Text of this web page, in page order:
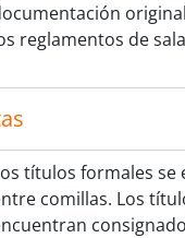
reglamentos de
títulos formales se
comillas. Los